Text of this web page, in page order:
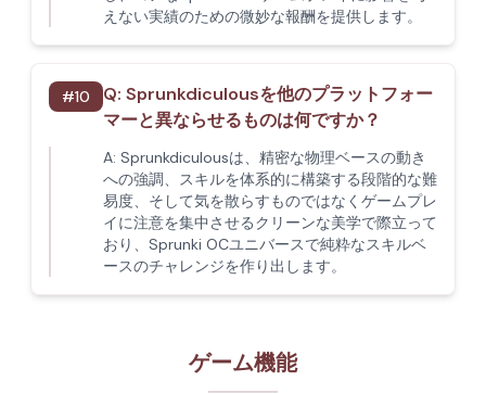
えない実績のための微妙な報酬を提供します。
#10 Q: Sprunkdiculousを他のプラットフォー
マーと異ならせるものは何ですか？
A: Sprunkdiculousは、精密な物理ベースの動き
への強調、スキルを体系的に構築する段階的な難
易度、そして気を散らすものではなくゲームプレ
イに注意を集中させるクリーンな美学で際立って
おり、Sprunki OCユニバースで純粋なスキルベ
ースのチャレンジを作り出します。
ゲーム機能